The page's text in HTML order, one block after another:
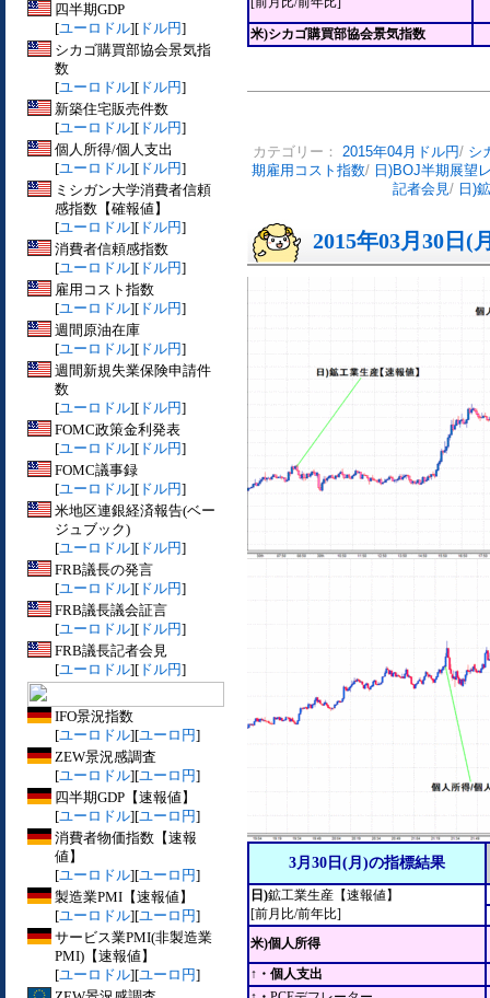
四半期GDP
[ユーロドル][ ドル円]
シカゴ購買部協会景気指
数
[ユーロドル][ ドル円]
新築住宅販売件数
[ユーロドル][ ドル円]
個人所得/個人支出
[ユーロドル][ ドル円]
ミシガン大学消費者信頼
感指数【確報値】
[ユーロドル][ ドル円]
消費者信頼感指数
[ユーロドル][ ドル円]
雇用コスト指数
[ユーロドル][ ドル円]
週間原油在庫
[ユーロドル][ ドル円]
週間新規失業保険申請件
数
[ユーロドル][ ドル円]
FOMC政策金利発表
[ユーロドル][ ドル円]
FOMC議事録
[ユーロドル][ ドル円]
米地区連銀経済報告(ベー
ジュブック)
[ユーロドル][ ドル円]
FRB議長の発言
[ユーロドル][ ドル円]
FRB議長議会証言
[ユーロドル][ ドル円]
FRB議長記者会見
[ユーロドル][ ドル円]
IFO景況指数
[ユーロドル][ユーロ円]
ZEW景況感調査
[ユーロドル][ユーロ円]
四半期GDP【速報値】
[ユーロドル][ユーロ円]
消費者物価指数【速報
値】
[ユーロドル][ユーロ円]
製造業PMI【速報値】
[ユーロドル][ユーロ円]
サービス業PMI(非製造業
PMI)【速報値】
[ユーロドル][ユーロ円]
米)シカゴ購買部協会景気指数
カテゴリー： 2015年04月ドル円/ シ
期雇用コスト指数/ 日)BOJ半期展望
記者会見/ 日)
2015年03月30日(
3月30日(月)の指標結果
日)鉱工業生産【速報値】
[前月比/前年比]
米)個人所得
↑・個人支出